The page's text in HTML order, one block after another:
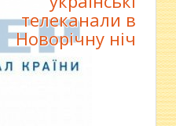
телеканали в
Новорічну ніч